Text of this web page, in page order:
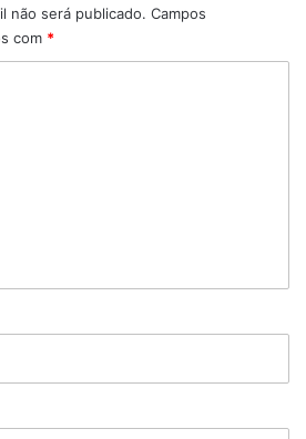
não será publicado. Campos
com *